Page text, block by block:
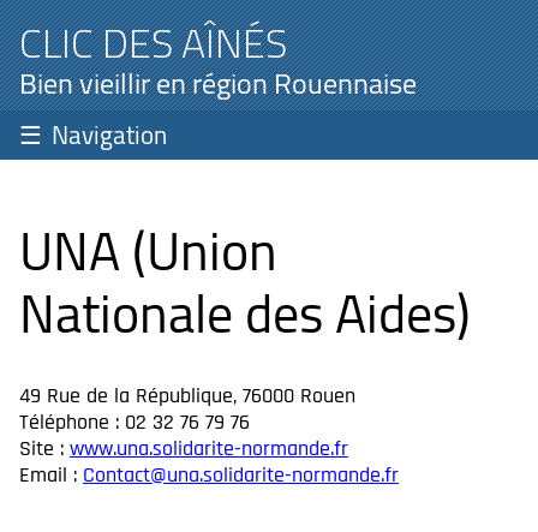
CLIC DES AÎNÉS
Bien vieillir en région Rouennaise
Navigation
UNA (Union
Nationale des Aides)
49 Rue de la République, 76000 Rouen
Téléphone : 02 32 76 79 76
Site : www.una.solidarite-normande.fr
Email : Contact@una.solidarite-normande.fr